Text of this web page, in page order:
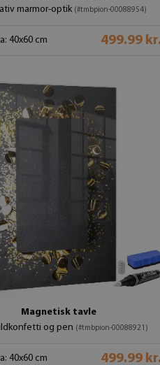
marmor-optik (#tmbpion-00088954)
40x60 cm 499.99 kr.
Magnetisk tavle
og pen (#tmbpion-00088921)
40x60 cm 499.99 kr.